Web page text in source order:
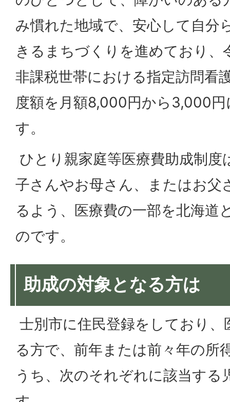
み慣れた地域で、 安心して自分
きるまちづくりを進めており、
非課税世帯における指定訪問看
度額を月額8,000円から3,000
す。
ひとり親家庭等医療費助成制
子さんやお母さん、またはお父
るよう、医療費の一部を北海道
のです。
助成の対象となる方は
士別市に住民登録をしており
る方で、前年または前々年の所
うち、次のそれぞれに該当する